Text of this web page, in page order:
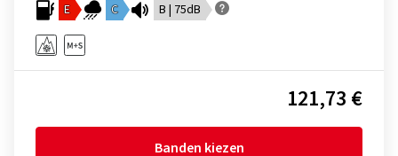
E C B | 75dB
121,73 €
Banden kiezen